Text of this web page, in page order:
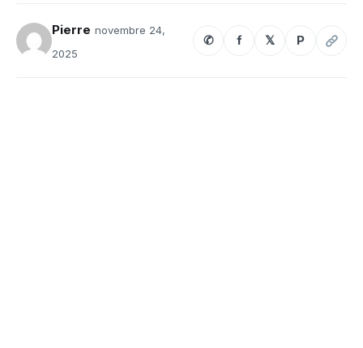
Pierre novembre 24,
2025
✆ f 𝕏 P